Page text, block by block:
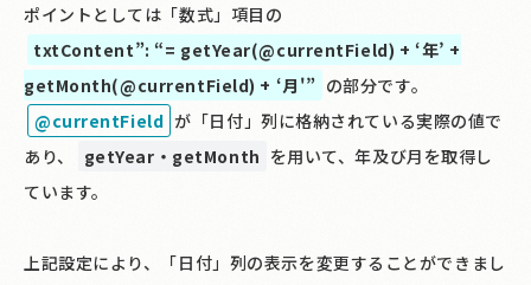
ポイントとしては「数式」項目の
txtContent”: “= getYear(@currentField) + ‘年’ +
getMonth(@currentField) + ‘月'” の部分です。
@currentField が「日付」列に格納されている実際の値で
あり、
getYear・getMonth を用いて、年及び月を取得し
ています。
上記設定により、「日付」列の表示を変更することができまし